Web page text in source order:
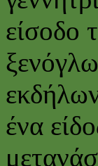
είσοδο
ένα